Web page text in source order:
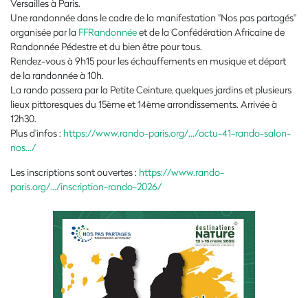
Versailles à Paris.
Une randonnée dans le cadre de la manifestation "Nos pas partagés"
organisée par la FFRandonnéeet de la Confédération Africaine de
Randonnée Pédestre et du bien être pour tous.
Rendez-vous à 9h15 pour les échauffements en musique etdépart
de la randonnée à 10h.
La rando passera par la Petite Ceinture, quelques jardins et plusieurs
lieux pittoresques du 15ème et 14ème arrondissements. Arrivée à
12h30.
Plus d'infos : https://www.rando-paris.org/.../actu-41-rando-salon-
nos.../
Les inscriptions sont ouvertes : https://www.rando-
paris.org/.../inscription-rando-2026/